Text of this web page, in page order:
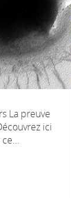
La preuve
ici